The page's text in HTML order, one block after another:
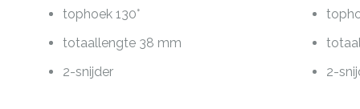
tophoek 130°
totaallengte 38 mm
2-snijder
2-